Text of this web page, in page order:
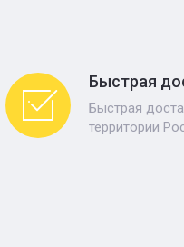
Быстрая
Быстрая
территории